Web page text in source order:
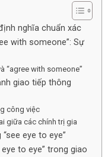
nghĩa chuẩn xác
with someone”: Sự
“agree with someone”
giao tiếp thông
công việc
giữa các chính trị gia
eye to eye”
to eye” trong giao